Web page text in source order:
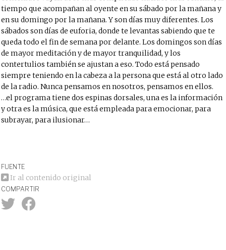
tiempo que acompañan al oyente en su sábado por la mañana y
en su domingo por la mañana. Y son días muy diferentes. Los
sábados son días de euforia, donde te levantas sabiendo que te
queda todo el fin de semana por delante. Los domingos son días
de mayor meditación y de mayor tranquilidad, y los
contertulios también se ajustan a eso. Todo está pensado
siempre teniendo en la cabeza a la persona que está al otro lado
de la radio. Nunca pensamos en nosotros, pensamos en ellos.
…el programa tiene dos espinas dorsales, una es la información
y otra es la música, que está empleada para emocionar, para
subrayar, para ilusionar…
FUENTE
Ir al contenido original
COMPARTIR